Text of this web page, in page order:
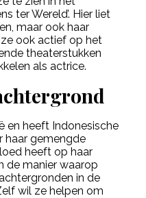
ter Wereld’. Hier liet
maar ook haar
ook actief op het
theaterstukken
als actrice.
en heeft Indonesische
haar gemengde
heeft op haar
de manier waarop
in de
wil ze helpen om